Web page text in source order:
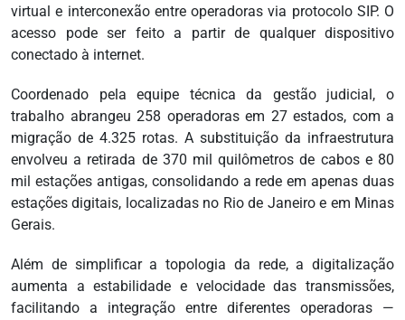
virtual e interconexão entre operadoras via protocolo SIP. O
acesso pode ser feito a partir de qualquer dispositivo
conectado à internet.
Coordenado pela equipe técnica da gestão judicial, o
trabalho abrangeu 258 operadoras em 27 estados, com a
migração de 4.325 rotas. A substituição da infraestrutura
envolveu a retirada de 370 mil quilômetros de cabos e 80
mil estações antigas, consolidando a rede em apenas duas
estações digitais, localizadas no Rio de Janeiro e em Minas
Gerais.
Além de simplificar a topologia da rede, a digitalização
aumenta a estabilidade e velocidade das transmissões,
facilitando a integração entre diferentes operadoras —